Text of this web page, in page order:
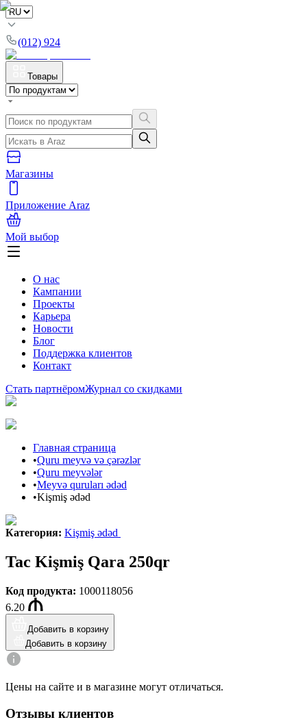
(012) 924
Товары
Магазины
Приложение Araz
Мой выбор
О нас
Кампании
Проекты
Карьера
Новости
Блог
Поддержка клиентов
Контакт
Стать партнёромЖурнал со скидками
Главная страница
•Quru meyvə və çərəzlər
•Quru meyvələr
•Meyvə quruları ədəd
•Kişmiş ədəd
Категория: Kişmiş ədəd
Tac Kişmiş Qara 250qr
Код продукта: 1000118056
6.20
Добавить в корзину
Добавить в корзину
Цены на сайте и в магазине могут отличаться.
Отзывы клиентов